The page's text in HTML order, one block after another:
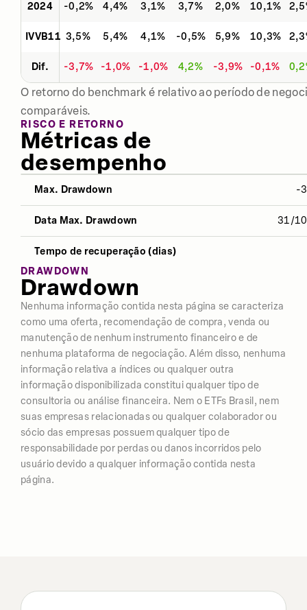
2024 -0,2% 4,4% 3,1% 3,7% 2,0% 10,1%
IVVB11 3,5% 5,4% 4,1% -0,5% 5,9% 10,3%
Dif. -3,7% -1,0% -1,0% 4,2% -3,9% -0,1%
O retorno do benchmark é relativo ao período de
comparáveis.
RISCO E RETORNO
Métricas de
desempenho
ÚLTIMOS
Desvio Padrão 23,26%
Índice Sharpe 0,15
Retorno 10,32%
Max. Drawdown -
Data Max. Drawdown 31/
Tempo de recuperação (dias)
DRAWDOWN
Drawdown
Nenhuma informação contida nesta página se caracteriza
como uma oferta, recomendação de compra, venda ou
manutenção de nenhum instrumento financeiro e de
nenhuma plataforma de negociação. Além disso, nenhuma
informação relativa a índices ou qualquer outra
informação disponibilizada constitui qualquer tipo de
consultoria ou análise financeira. Nem o ETFs Brasil, nem
suas empresas relacionadas ou qualquer colaborador ou
sócio das empresas possuem qualquer tipo de
responsabilidade por perdas ou danos incorridos pelo
usuário devido a qualquer informação contida nesta
página.